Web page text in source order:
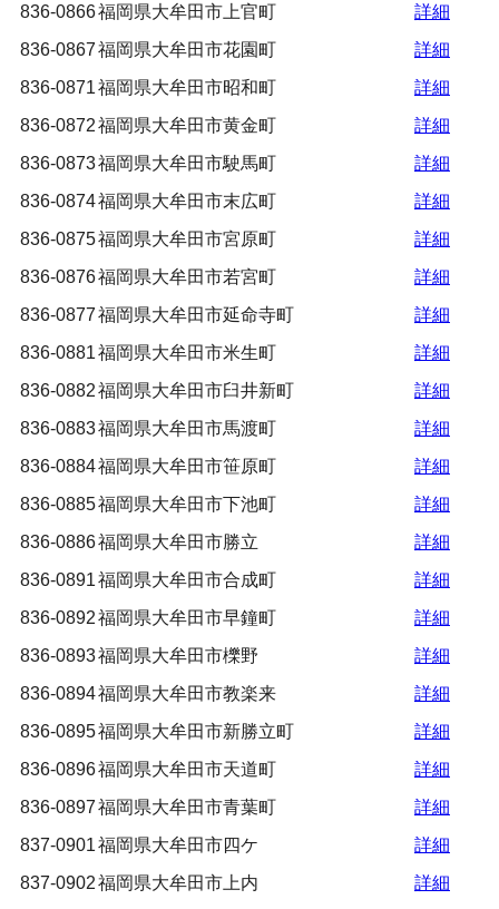
836-0866福岡県大牟田市上官町
詳細
836-0867福岡県大牟田市花園町
詳細
836-0871福岡県大牟田市昭和町
詳細
836-0872福岡県大牟田市黄金町
詳細
836-0873福岡県大牟田市駛馬町
詳細
836-0874福岡県大牟田市末広町
詳細
836-0875福岡県大牟田市宮原町
詳細
836-0876福岡県大牟田市若宮町
詳細
836-0877福岡県大牟田市延命寺町
詳細
836-0881福岡県大牟田市米生町
詳細
836-0882福岡県大牟田市臼井新町
詳細
836-0883福岡県大牟田市馬渡町
詳細
836-0884福岡県大牟田市笹原町
詳細
836-0885福岡県大牟田市下池町
詳細
836-0886福岡県大牟田市勝立
詳細
836-0891福岡県大牟田市合成町
詳細
836-0892福岡県大牟田市早鐘町
詳細
836-0893福岡県大牟田市櫟野
詳細
836-0894福岡県大牟田市教楽来
詳細
836-0895福岡県大牟田市新勝立町
詳細
836-0896福岡県大牟田市天道町
詳細
836-0897福岡県大牟田市青葉町
詳細
837-0901福岡県大牟田市四ケ
詳細
837-0902福岡県大牟田市上内
詳細